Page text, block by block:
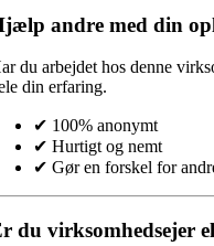
andre med din
du arbejdet hos denne
din erfaring.
✔ 100% anonymt
✔ Hurtigt og nemt
✔ Gør en forskel for
du virksomhedsejer